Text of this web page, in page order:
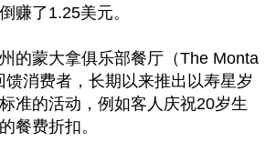
赚了1.25美元。
的蒙大拿俱乐部餐厅（The Monta
馈消费者，长期以来推出以寿星岁
准的活动，例如客人庆祝20岁生
餐费折扣。